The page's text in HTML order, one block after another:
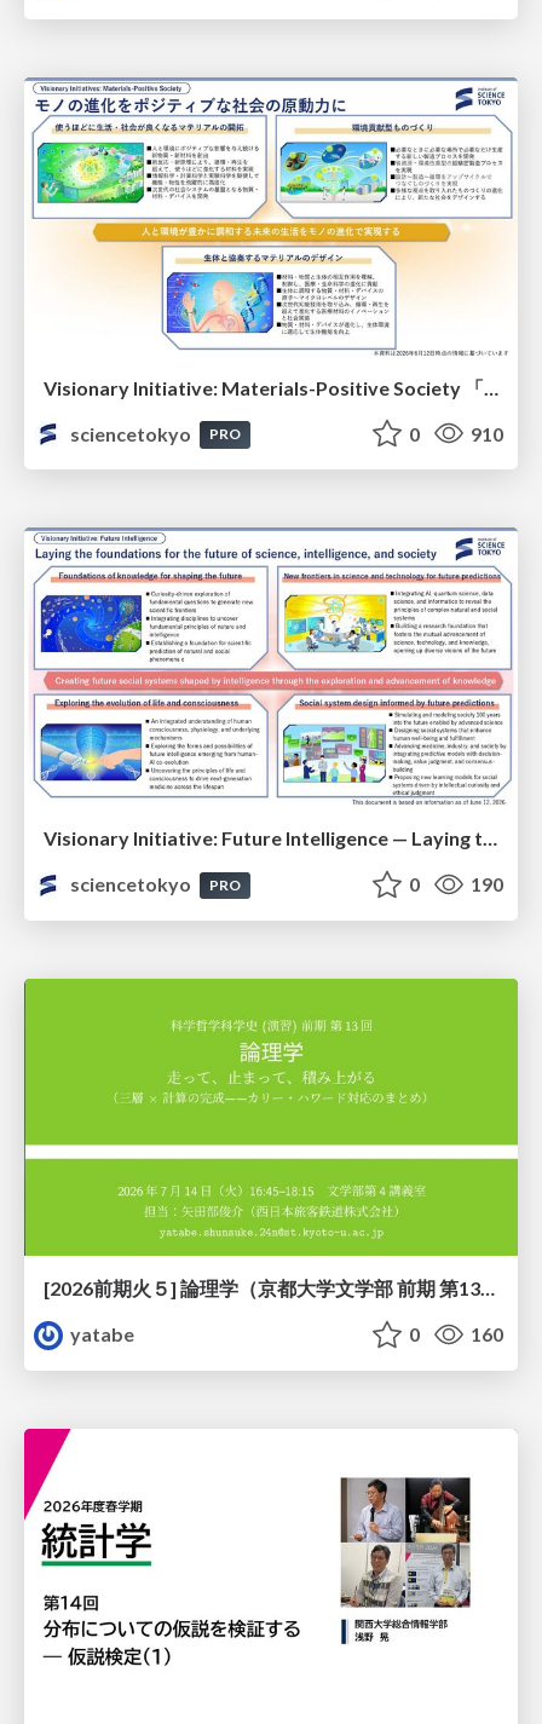
sciencetokyo
PRO 0 910
Visionary Initiative: Future Intelligence — Laying the foundations for the future of science, intelligence, and society | Science Tokyo
sciencetokyo
PRO 0 190
[2026前期火５] 論理学（京都大学文学部 前期 第13回）「走って、止まって、積み上がる」
yatabe
0 160